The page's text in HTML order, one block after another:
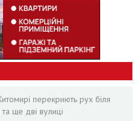
перекриють рух біля
ще дві вулиці